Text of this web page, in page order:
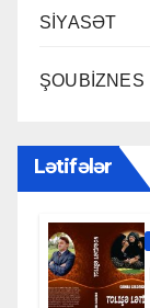
SİYASƏT
ŞOUBİZNES
Lətifələr